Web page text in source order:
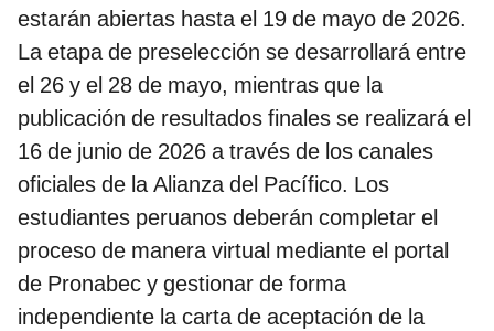
estarán abiertas hasta el 19 de mayo de 2026.
La etapa de preselección se desarrollará entre
el 26 y el 28 de mayo, mientras que la
publicación de resultados finales se realizará el
16 de junio de 2026 a través de los canales
oficiales de la Alianza del Pacífico. Los
estudiantes peruanos deberán completar el
proceso de manera virtual mediante el portal
de Pronabec y gestionar de forma
independiente la carta de aceptación de la